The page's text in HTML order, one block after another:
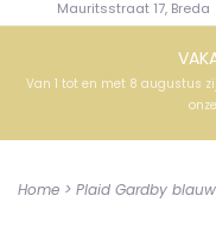
Mauritsstraat 17, Breda
Van 1 tot en met 8 augustus
Home > Plaid Gardby